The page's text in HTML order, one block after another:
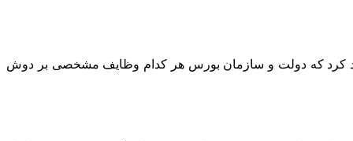
کرد که دولت و سازمان بورس هر کدام وظایف مشخصی بر دوش